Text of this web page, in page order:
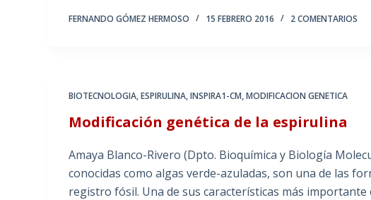
FERNANDO GÓMEZ HERMOSO 15 FEBRERO 2016 2 COMENTARIOS
BIOTECNOLOGIA,ESPIRULINA,INSPIRA1-CM,MODIFICACION GENETICA
Modificación genética de la espirulina
Amaya Blanco-Rivero (Dpto. Bioquímica y Biología
conocidas como algas verde-azuladas, son una de las
registro fósil. Una de sus características más importante